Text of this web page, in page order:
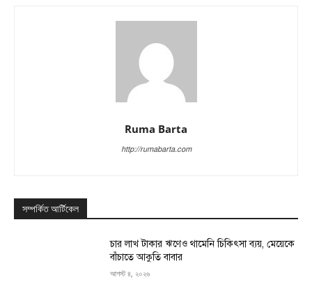
Ruma Barta
http://rumabarta.com
সম্পর্কিত আর্টিকেল
চার লাখ টাকার ঋণেও থামেনি চিকিৎসা ব্যয়, মেয়েকে
বাঁচাতে আকুতি বাবার
আগস্ট ৪, ২০২৬